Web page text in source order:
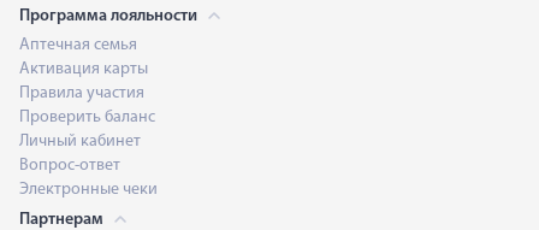
Программа лояльности
Аптечная семья
Активация карты
Правила участия
Проверить баланс
Личный кабинет
Вопрос-ответ
Электронные чеки
Партнерам